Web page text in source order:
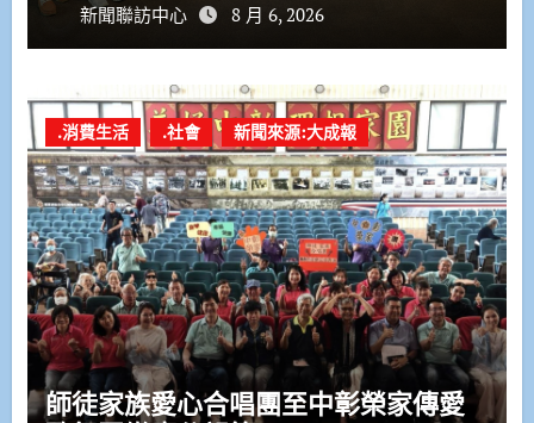
新聞聯訪中心 8 月 6, 2026
.消費生活 .社會 新聞來源:大成報
師徒家族愛心合唱團至中彰榮家傳愛